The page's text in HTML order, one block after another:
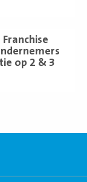
op 2 & 3